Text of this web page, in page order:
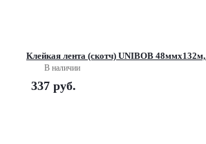
Клейкая лента (скотч) UNIBOB
В наличии
337 руб.